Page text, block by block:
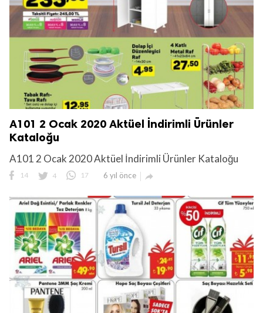
A101 2 Ocak 2020 Aktüel İndirimli Ürünler
Kataloğu
A101 2 Ocak 2020 Aktüel İndirimli Ürünler Kataloğu
14 4 17 6 yıl önce 